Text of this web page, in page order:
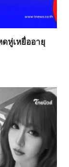
หู่เหยื่ออายุ